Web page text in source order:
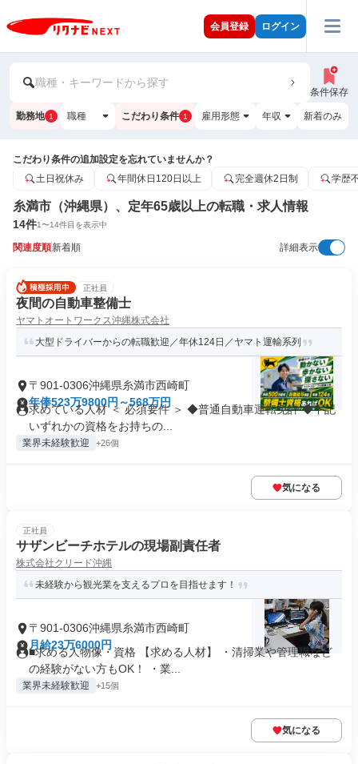
会員登録 ログイン
職種・キーワードから探す
条件保存
勤務地 1 職種 こだわり条件 1 雇用形態 年収 新着のみ
こだわり条件の追加設定を忘れていませんか？
土日祝休み
年間休日120日以上 完全週休2日制 学歴
糸満市（沖縄県）、定年65歳以上の転職・求人情報
14件1〜14件目を表示中
関連度順新着順 詳細表示
正社員
夜間の自動車整備士
ヤマトオートワークス沖縄株式会社
大型ドライバーからの転職歓迎／年休124日／ヤマト運輸系列
〒901-0306沖縄県糸満市西崎町
年俸523万9800円～568万円
求めている人材 ＜ 必須要件 ＞ ◆普通自動車運転免許 ◆下記
いずれかの資格をお持ちの...
業界未経験歓迎 +26個
気になる
正社員
サザンビーチホテルの現場副責任者
株式会社クリード沖縄
未経験から観光業を支えるプロを目指せます！
〒901-0306沖縄県糸満市西崎町
月給23万6000円
■求める人物像・資格 【求める人材】 ・清掃業や管理職など
の経験がない方もOK！ ・業...
業界未経験歓迎 +15個
気になる